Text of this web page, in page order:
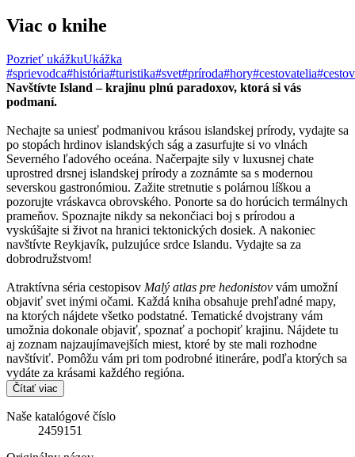
Viac o knihe
Pozrieť ukážkuUkážka
#sprievodca#história#turistika#svet#príroda#hory#cestovatelia
Navštívte Island – krajinu plnú paradoxov, ktorá si vás
podmaní.
Nechajte sa uniesť podmanivou krásou islandskej prírody, vydajte sa
po stopách hrdinov islandských ság a zasurfujte si vo vlnách
Severného ľadového oceána. Načerpajte sily v luxusnej chate
uprostred drsnej islandskej prírody a zoznámte sa s modernou
severskou gastronómiou. Zažite stretnutie s polárnou líškou a
pozorujte vráskavca obrovského. Ponorte sa do horúcich termálnych
prameňov. Spoznajte nikdy sa nekončiaci boj s prírodou a
vyskúšajte si život na hranici tektonických dosiek. A nakoniec
navštívte Reykjavík, pulzujúce srdce Islandu. Vydajte sa za
dobrodružstvom!
Atraktívna séria cestopisov Malý atlas pre hedonistov vám umožní
objaviť svet inými očami. Každá kniha obsahuje prehľadné mapy,
na ktorých nájdete všetko podstatné. Tematické dvojstrany vám
umožnia dokonale objaviť, spoznať a pochopiť krajinu. Nájdete tu
aj zoznam najzaujímavejších miest, ktoré by ste mali rozhodne
navštíviť. Pomôžu vám pri tom podrobné itineráre, podľa ktorých sa
vydáte za krásami každého regióna.
Čítať viac
Naše katalógové číslo
2459151